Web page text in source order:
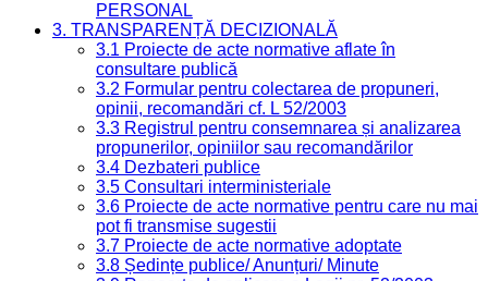
PERSONAL
3. TRANSPARENȚĂ DECIZIONALĂ
3.1 Proiecte de acte normative aflate în
consultare publică
3.2 Formular pentru colectarea de propuneri,
opinii, recomandări cf. L 52/2003
3.3 Registrul pentru consemnarea și analizarea
propunerilor, opiniilor sau recomandărilor
3.4 Dezbateri publice
3.5 Consultari interministeriale
3.6 Proiecte de acte normative pentru care nu mai
pot fi transmise sugestii
3.7 Proiecte de acte normative adoptate
3.8 Ședințe publice/ Anunțuri/ Minute